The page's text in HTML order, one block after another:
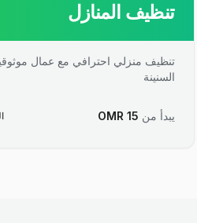
تنظيف المنازل
تنظيف منزلي احترافي مع عمال
السنينة
يبدأ من OMR 15